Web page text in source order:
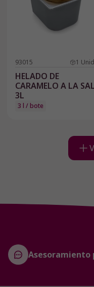
93015 1
HELADO DE
CARAMELO A LA SAL
3L
3 l / bote
Asesoramiento